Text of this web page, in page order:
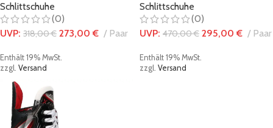
Schlittschuhe
(0)
UVP: 318,00€ 273,00€ Paar
Enthält 19% MwSt.
zzgl. Versand
Schlittschuhe
(0)
UVP: 470,00€ 295,00€ Paar
Enthält 19% MwSt.
zzgl. Versand